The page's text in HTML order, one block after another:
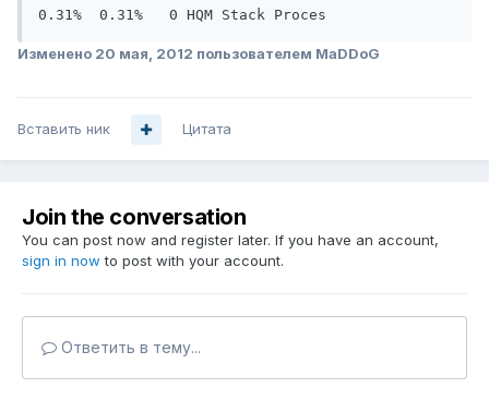
0.31%  0.31%   0 HQM Stack Proces
Изменено 20 мая, 2012 пользователем MaDDoG
Вставить ник Цитата
Join the conversation
You can post now and register later. If you have an account,
sign in now to post with your account.
Ответить в тему...